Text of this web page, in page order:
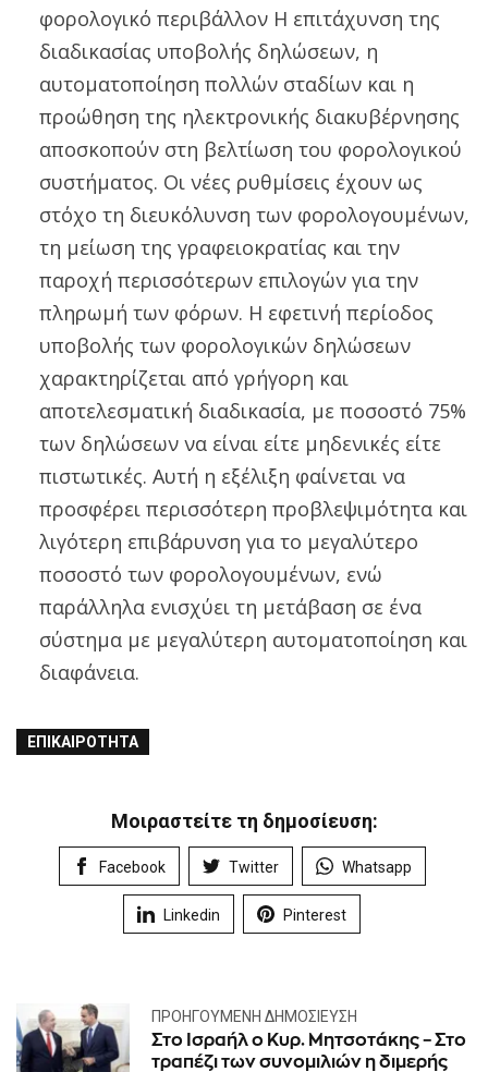
φορολογικό περιβάλλον Η επιτάχυνση της
διαδικασίας υποβολής δηλώσεων, η
αυτοματοποίηση πολλών σταδίων και η
προώθηση της ηλεκτρονικής διακυβέρνησης
αποσκοπούν στη βελτίωση του φορολογικού
συστήματος. Οι νέες ρυθμίσεις έχουν ως
στόχο τη διευκόλυνση των φορολογουμένων,
τη μείωση της γραφειοκρατίας και την
παροχή περισσότερων επιλογών για την
πληρωμή των φόρων. Η εφετινή περίοδος
υποβολής των φορολογικών δηλώσεων
χαρακτηρίζεται από γρήγορη και
αποτελεσματική διαδικασία, με ποσοστό 75%
των δηλώσεων να είναι είτε μηδενικές είτε
πιστωτικές. Αυτή η εξέλιξη φαίνεται να
προσφέρει περισσότερη προβλεψιμότητα και
λιγότερη επιβάρυνση για το μεγαλύτερο
ποσοστό των φορολογουμένων, ενώ
παράλληλα ενισχύει τη μετάβαση σε ένα
σύστημα με μεγαλύτερη αυτοματοποίηση και
διαφάνεια.
ΕΠΙΚΑΙΡΌΤΗΤΑ
Μοιραστείτε τη δημοσίευση:
Facebook Twitter Whatsapp
Linkedin Pinterest
ΠΡΟΗΓΟΎΜΕΝΗ ΔΗΜΟΣΊΕΥΣΗ
Στο Ισραήλ ο Κυρ. Μητσοτάκης – Στο
τραπέζι των συνομιλιών η διμερής